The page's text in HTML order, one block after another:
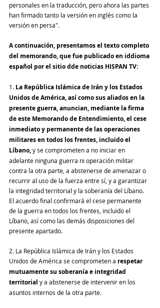
personales en la traducción, pero ahora las partes
han firmado tanto la versión en inglés como la
versión en persa".
A continuación, presentamos el texto completo
del memorando, que fue publicado en iddioma
español por el sitio dde noticias HISPAN TV:
1. La República Islámica de Irán y los Estados
Unidos de América, así como sus aliados en la
presente guerra, anuncian, mediante la firma
de este Memorando de Entendimiento, el cese
inmediato y permanente de las operaciones
militares en todos los frentes, incluido el
Líbano, y se comprometen a no iniciar en
adelante ninguna guerra ni operación militar
contra la otra parte, a abstenerse de amenazar o
recurrir al uso de la fuerza entre sí, y a garantizar
la integridad territorial y la soberanía del Líbano.
El acuerdo final confirmará el cese permanente
de la guerra en todos los frentes, incluido el
Líbano, así como las demás disposiciones del
presente apartado.
2. La República Islámica de Irán y los Estados
Unidos de América se comprometen a respetar
mutuamente su soberanía e integridad
territorial y a abstenerse de intervenir en los
asuntos internos de la otra parte.